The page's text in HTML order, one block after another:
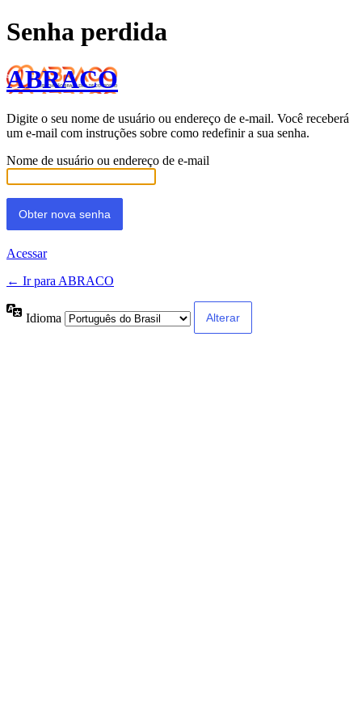
Senha perdida
ABRACO
Digite o seu nome de usuário ou endereço de e-mail. Você receberá
um e-mail com instruções sobre como redefinir a sua senha.
Nome de usuário ou endereço de e-mail
Acessar
← Ir para ABRACO
Idioma